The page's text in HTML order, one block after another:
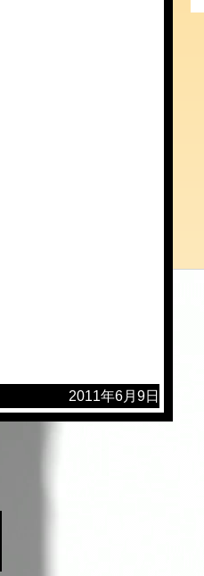
2011年6月9日